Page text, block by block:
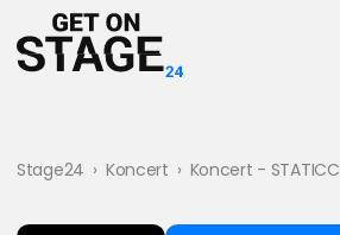
Stage24 › Koncert › Koncert - STATICC